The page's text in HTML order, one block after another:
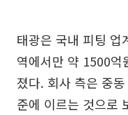
태광은 국내 피팅 업
역에서만 약 1500억
졌다. 회사 측은 중
준에 이르는 것으로